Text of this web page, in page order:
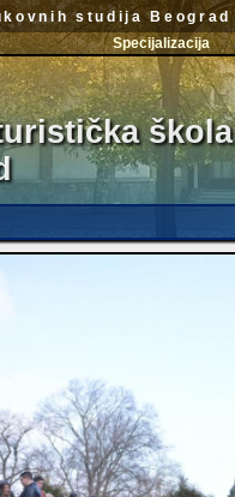
studija Beograd
Specijalizacija